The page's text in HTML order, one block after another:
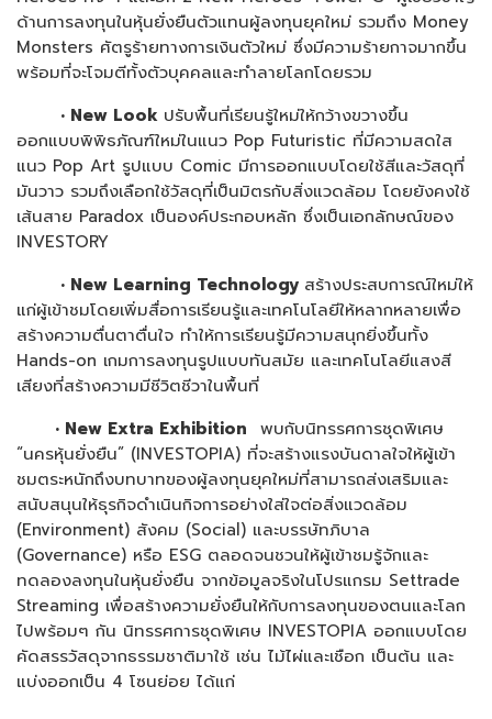
ด้านการลงทุนในหุ้นยั่งยืนตัวแทนผู้ลงทุนยุคใหม่ รวมถึง Money
Monsters ศัตรูร้ายทางการเงินตัวใหม่ ซึ่งมีความร้ายกาจมากขึ้น
พร้อมที่จะโจมตีทั้งตัวบุคคลและทำลายโลกโดยรวม
• New Look ปรับพื้นที่เรียนรู้ใหม่ให้กว้างขวางขึ้น
ออกแบบพิพิธภัณฑ์ใหม่ในแนว Pop Futuristic ที่มีความสดใส
แนว Pop Art รูปแบบ Comic มีการออกแบบโดยใช้สีและวัสดุที่
มันวาว รวมถึงเลือกใช้วัสดุที่เป็นมิตรกับสิ่งแวดล้อม โดยยังคงใช้
เส้นสาย Paradox เป็นองค์ประกอบหลัก ซึ่งเป็นเอกลักษณ์ของ
INVESTORY
• New Learning Technology สร้างประสบการณ์ใหม่ให้
แก่ผู้เข้าชมโดยเพิ่มสื่อการเรียนรู้และเทคโนโลยีให้หลากหลายเพื่อ
สร้างความตื่นตาตื่นใจ ทำให้การเรียนรู้มีความสนุกยิ่งขึ้นทั้ง
Hands-on เกมการลงทุนรูปแบบทันสมัย และเทคโนโลยีแสงสี
เสียงที่สร้างความมีชีวิตชีวาในพื้นที่
• New Extra Exhibition พบกับนิทรรศการชุดพิเศษ
“นครหุ้นยั่งยืน” (INVESTOPIA) ที่จะสร้างแรงบันดาลใจให้ผู้เข้า
ชมตระหนักถึงบทบาทของผู้ลงทุนยุคใหม่ที่สามารถส่งเสริมและ
สนับสนุนให้ธุรกิจดำเนินกิจการอย่างใส่ใจต่อสิ่งแวดล้อม
(Environment) สังคม (Social) และบรรษัทภิบาล
(Governance) หรือ ESG ตลอดจนชวนให้ผู้เข้าชมรู้จักและ
ทดลองลงทุนในหุ้นยั่งยืน จากข้อมูลจริงในโปรแกรม Settrade
Streaming เพื่อสร้างความยั่งยืนให้กับการลงทุนของตนและโลก
ไปพร้อมๆ กัน นิทรรศการชุดพิเศษ INVESTOPIA ออกแบบโดย
คัดสรรวัสดุจากธรรมชาติมาใช้ เช่น ไม้ไผ่และเชือก เป็นต้น และ
แบ่งออกเป็น 4 โซนย่อย ได้แก่